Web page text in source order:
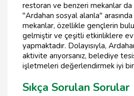
restoran ve benzeri mekanlar da
"Ardahan sosyal alanla"
mekanlar, özellikle gençlerin
gelmiştir ve çeşitli etkinliklere
yapmaktadır. Dolayısıyla,
aktivite arıyorsanız, belediye
işletmeleri değerlendirmek iyi bir
Sıkça Sorulan Sorular